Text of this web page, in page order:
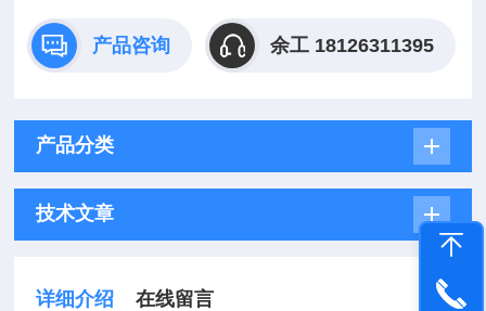
产品咨询 余工 18126311395
产品分类
技术文章
详细介绍 在线留言